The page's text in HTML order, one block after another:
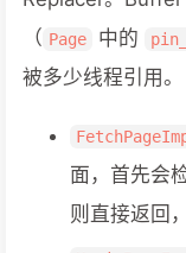
（ Page 中的
被多少线程引用。
面，首先会
则直接返回